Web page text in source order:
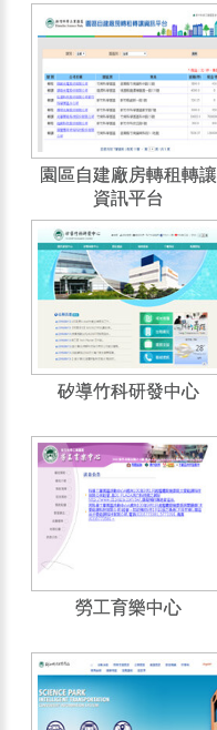
園區自建廠房轉租轉讓
資訊平台
矽導竹科研發中心
勞工育樂中心